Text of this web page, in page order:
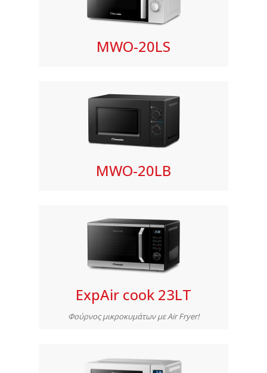
MWO-20LS
MWO-20LB
ExpAir cook 23LT
Φούρνος μικροκυμάτων με Air Fryer!